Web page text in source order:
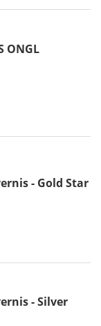
ONGL
- Gold Star
- Silver